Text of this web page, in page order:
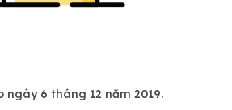
6 tháng 12 năm 2019.